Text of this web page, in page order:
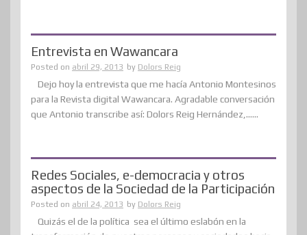
Entrevista en Wawancara
Posted on abril 29, 2013 by Dolors Reig
Dejo hoy la entrevista que me hacía Antonio Montesinos
para la Revista digital Wawancara. Agradable conversación
que Antonio transcribe así: Dolors Reig Hernández,......
Redes Sociales, e-democracia y otros
aspectos de la Sociedad de la Participación
Posted on abril 24, 2013 by Dolors Reig
Quizás el de la política sea el último eslabón en la